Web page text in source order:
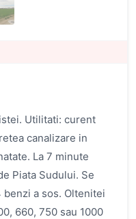
Utilitati: curent
canalizare in
La 7 minute
Piata Sudului. Se
a sos. Oltenitei
660, 750 sau 1000